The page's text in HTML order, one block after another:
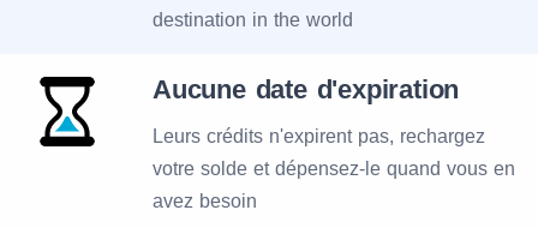
destination in the world
Aucune date d'expiration
Leurs crédits n'expirent pas, rechargez
votre solde et dépensez-le quand vous en
avez besoin